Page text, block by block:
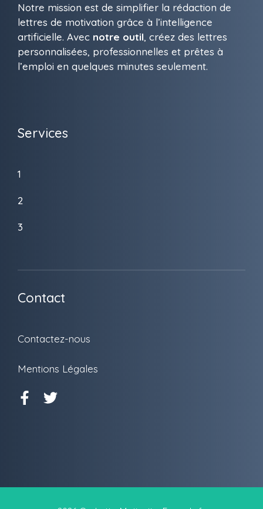
Notre mission est de simplifier la rédaction de
lettres de motivation grâce à l’intelligence
artificielle. Avec notre outil, créez des lettres
personnalisées, professionnelles et prêtes à
l’emploi en quelques minutes seulement.
Services
1
2
3
Contact
Contactez-nous
Mentions Légales